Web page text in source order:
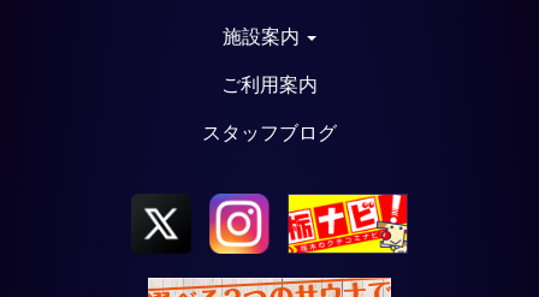
施設案内
ご利用案内
スタッフブログ